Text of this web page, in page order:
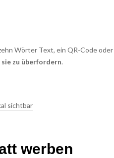
Wörter Text, ein QR-Code
zu überfordern.
sichtbar
werben